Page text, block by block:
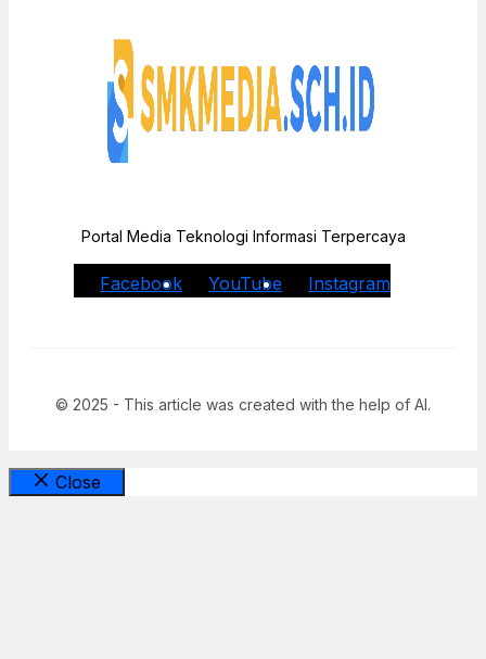
Portal Media Teknologi Informasi Terpercaya
Facebook YouTube Instagram
© 2025 - This article was created with the help of AI.
Close